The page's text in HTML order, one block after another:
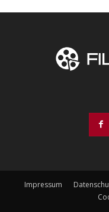
Impressum